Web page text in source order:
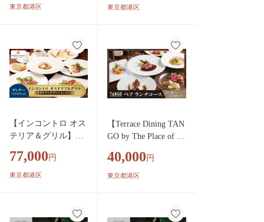
東京都港区 東京都港区
【インコントロ オス
テリア＆グリル】イ
ンコース ディナー
ペア
77,000 円
東京都港区
【Terrace Dining TAN
GO by The Place of To
東京 都内 食事券 ペ
アチケット レストラ
40,000 円
東京都港区